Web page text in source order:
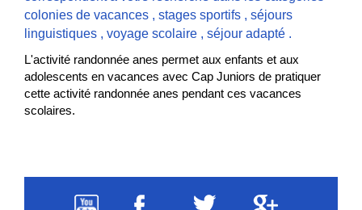
colonies de vacances , stages sportifs , séjours
linguistiques , voyage scolaire , séjour adapté .
L'activité randonnée anes permet aux enfants et aux
adolescents en vacances avec Cap Juniors de pratiquer
cette activité randonnée anes pendant ces vacances
scolaires.